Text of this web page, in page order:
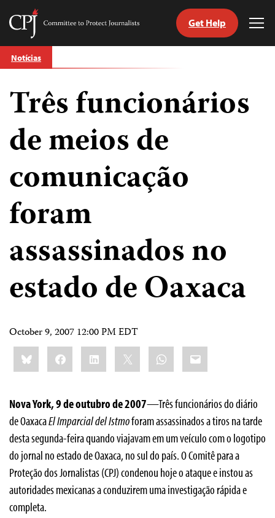
Skip
to
Committee
Journalists
Get Help
Notícias
Três funcionários
de meios de
comunicação
foram
assassinados no
estado de Oaxaca
October 9, 2007 12:00 PM EDT
Share
this:BlueskyFacebookLinkedIn WhatsApp
Email
Nova York, 9 de outubro de 2007—Três funcionários do diário
de OaxacaEl Imparcial del Istmoforam assassinados a tiros na tarde
desta segunda-feira quando viajavam em um veículo com o logotipo
do jornal no estado de Oaxaca, no sul do país. O Comitê para a
Proteção dos Jornalistas (CPJ) condenou hoje o ataque e instou as
autoridades mexicanas a conduzirem uma investigação rápida e
completa.